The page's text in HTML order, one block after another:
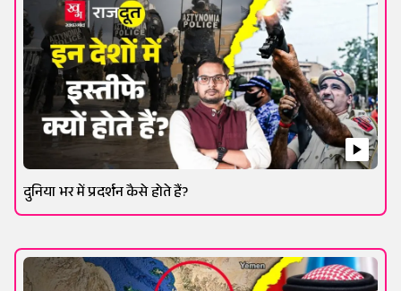
दुनिया भर में प्रदर्शन कैसे होते हैं?